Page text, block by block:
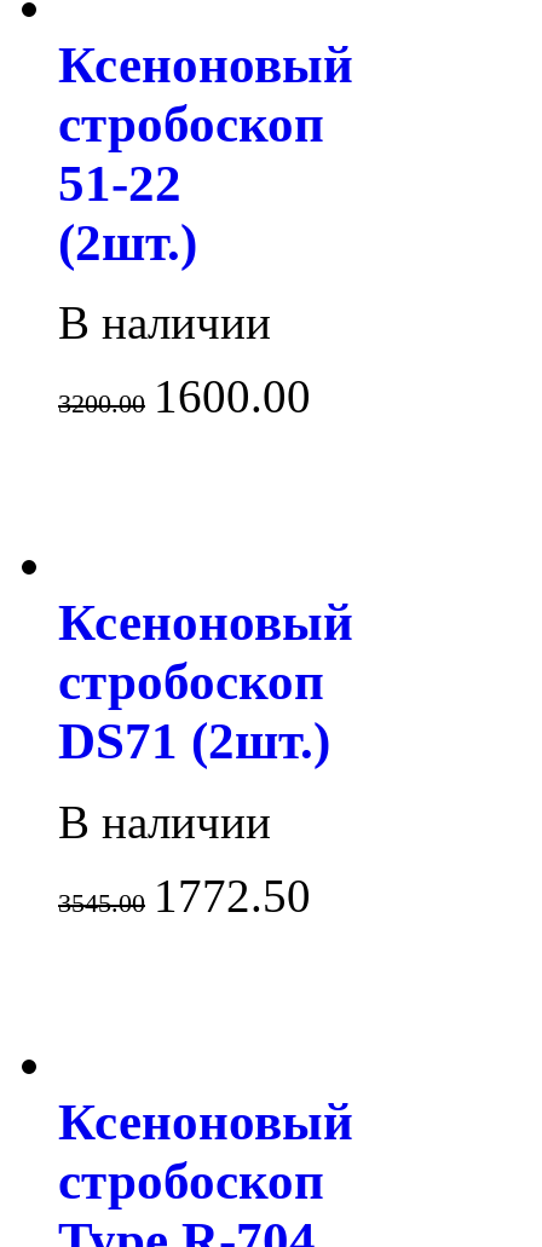
Ксеноновый
стробоскоп
51-22
(2шт.)
В наличии
3200.00 1600.00
Ксеноновый
стробоскоп
DS71 (2шт.)
В наличии
3545.00 1772.50
Ксеноновый
стробоскоп